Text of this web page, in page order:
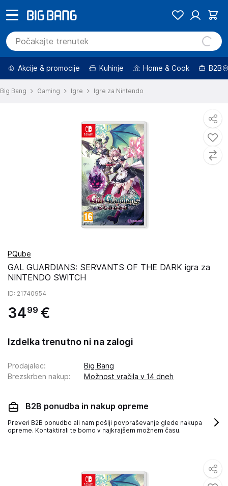
Akcije & promocije Kuhinje Home & Cook B2B
Big Bang Gaming Igre Igre za Nintendo
PQube
GAL GUARDIANS: SERVANTS OF THE DARK igra za
NINTENDO SWITCH
ID: 21740954
3499 €
Izdelka trenutno ni na zalogi
Prodajalec:
Big Bang
Brezskrben nakup: Možnost vračila v 14 dneh
B2B ponudba in nakup opreme
Preveri B2B ponudbo ali nam pošlji povpraševanje glede nakupa
opreme. Kontaktirali te bomo v najkrajšem možnem času.